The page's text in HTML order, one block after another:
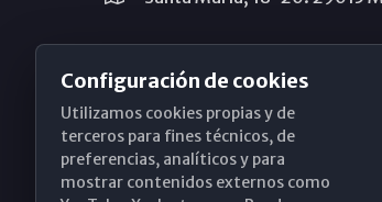
obispado@diocesismalaga.es
Configuración de cookies
Utilizamos cookies propias y de
terceros para fines técnicos, de
preferencias, analíticos y para
mostrar contenidos externos como